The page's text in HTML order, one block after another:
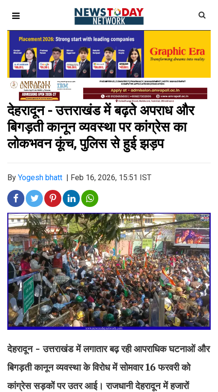
देहरादून - उत्तराखंड में बढ़ते अपराध और
बिगड़ती कानून व्यवस्था पर कांग्रेस का
लोकभवन कूंच, पुलिस से हुई झड़प
By Yogesh bhatt Feb 16, 2026, 15:51 IST
देहरादून - उत्तराखंड में लगातार बढ़ रही आपराधिक घटनाओं और
बिगड़ती कानून व्यवस्था के विरोध में सोमवार 16 फरवरी को
कांग्रेस सड़कों पर उतर आई। राजधानी देहरादून में हजारों